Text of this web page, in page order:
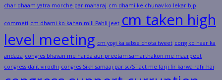
char dhaam yatra morche par maharaj cm dhami ke chunav ko lekar bjp
commeti cm dhami ko kahan mili Pahli jeet cm taken high
level meeting cm yogi ka sabse chota tweet cong ko haar ka
andaza congres bhavan me harda aur preetam samarthakon me maarpeet
congress dalit virodhi congres Sikh samaaj par sc/ST act me farji fir karwa rahi hai